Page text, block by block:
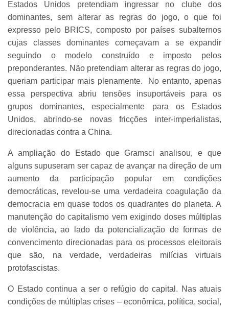
Estados Unidos pretendiam ingressar no clube dos
dominantes, sem alterar as regras do jogo, o que foi
expresso pelo BRICS, composto por países subalternos
cujas classes dominantes começavam a se expandir
seguindo o modelo construído e imposto pelos
preponderantes. Não pretendiam alterar as regras do jogo,
queriam participar mais plenamente. No entanto, apenas
essa perspectiva abriu tensões insuportáveis para os
grupos dominantes, especialmente para os Estados
Unidos, abrindo-se novas fricções inter-imperialistas,
direcionadas contra a China.
A ampliação do Estado que Gramsci analisou, e que
alguns supuseram ser capaz de avançar na direção de um
aumento da participação popular em condições
democráticas, revelou-se uma verdadeira coagulação da
democracia em quase todos os quadrantes do planeta. A
manutenção do capitalismo vem exigindo doses múltiplas
de violência, ao lado da potencialização de formas de
convencimento direcionadas para os processos eleitorais
que são, na verdade, verdadeiras milícias virtuais
protofascistas.
O Estado continua a ser o refúgio do capital. Nas atuais
condições de múltiplas crises – econômica, política, social,